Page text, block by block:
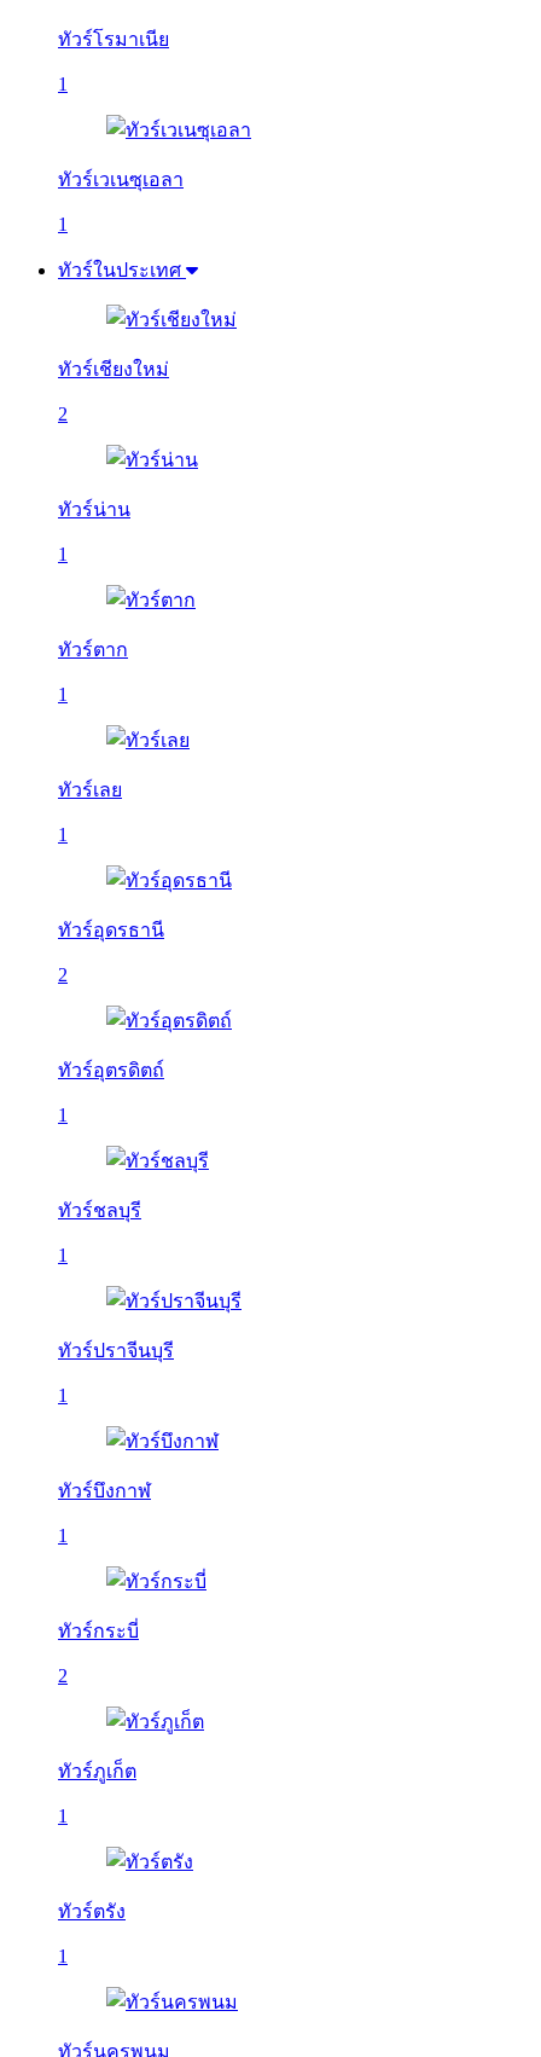
ทัวร์โรมาเนีย
1
ทัวร์เวเนซุเอลา
1
ทัวร์ในประเทศ
ทัวร์เชียงใหม่
2
ทัวร์น่าน
1
ทัวร์ตาก
1
ทัวร์เลย
1
ทัวร์อุดรธานี
2
ทัวร์อุตรดิตถ์
1
ทัวร์ชลบุรี
1
ทัวร์ปราจีนบุรี
1
ทัวร์บึงกาฬ
1
ทัวร์กระบี่
2
ทัวร์ภูเก็ต
1
ทัวร์ตรัง
1
ทัวร์นครพนม